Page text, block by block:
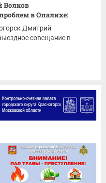
Волков
в Опалихе:
Дмитрий
совещание в